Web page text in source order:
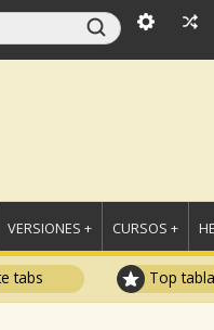
VERSIONES + CURSOS +
tabs Top